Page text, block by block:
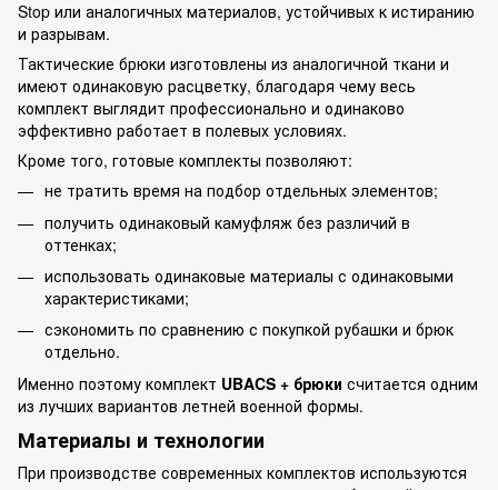
Stop или аналогичных материалов, устойчивых к истиранию
и разрывам.
Тактические брюки изготовлены из аналогичной ткани и
имеют одинаковую расцветку, благодаря чему весь
комплект выглядит профессионально и одинаково
эффективно работает в полевых условиях.
Кроме того, готовые комплекты позволяют:
не тратить время на подбор отдельных элементов;
получить одинаковый камуфляж без различий в
оттенках;
использовать одинаковые материалы с одинаковыми
характеристиками;
сэкономить по сравнению с покупкой рубашки и брюк
отдельно.
Именно поэтому комплект UBACS + брюки считается одним
из лучших вариантов летней военной формы.
Материалы и технологии
При производстве современных комплектов используются